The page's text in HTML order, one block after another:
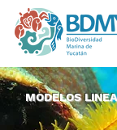
MODELOS